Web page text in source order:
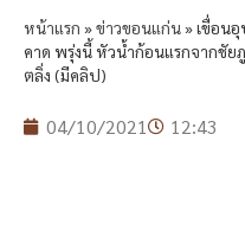
หน้าแรก »ข่าวขอนแก่น»เขื่อน
คาด พรุ่งนี้ หัวน้ำก้อนแรกจากชัย
ตลิ่ง (มีคลิป)
04/10/2021 12:43